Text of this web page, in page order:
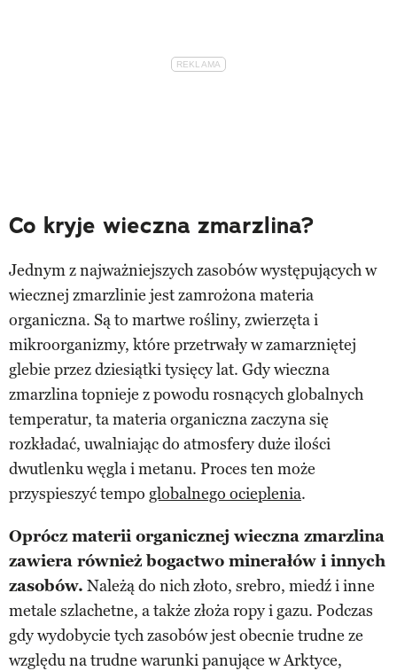
Co kryje wieczna zmarzlina?
Jednym z najważniejszych zasobów występujących w
wiecznej zmarzlinie jest zamrożona materia
organiczna. Są to martwe rośliny, zwierzęta i
mikroorganizmy, które przetrwały w zamarzniętej
glebie przez dziesiątki tysięcy lat. Gdy wieczna
zmarzlina topnieje z powodu rosnących globalnych
temperatur, ta materia organiczna zaczyna się
rozkładać, uwalniając do atmosfery duże ilości
dwutlenku węgla i metanu. Proces ten może
przyspieszyć tempo globalnego ocieplenia.
Oprócz materii organicznej wieczna zmarzlina
zawiera również bogactwo minerałów i innych
zasobów. Należą do nich złoto, srebro, miedź i inne
metale szlachetne, a także złoża ropy i gazu. Podczas
gdy wydobycie tych zasobów jest obecnie trudne ze
względu na trudne warunki panujące w Arktyce,